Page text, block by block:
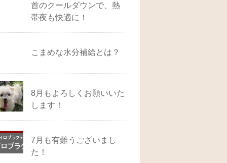
首のクールダウンで、熱
帯夜も快適に！
こまめな水分補給とは？
8月もよろしくお願いいた
します！
7月も有難うございまし
た！